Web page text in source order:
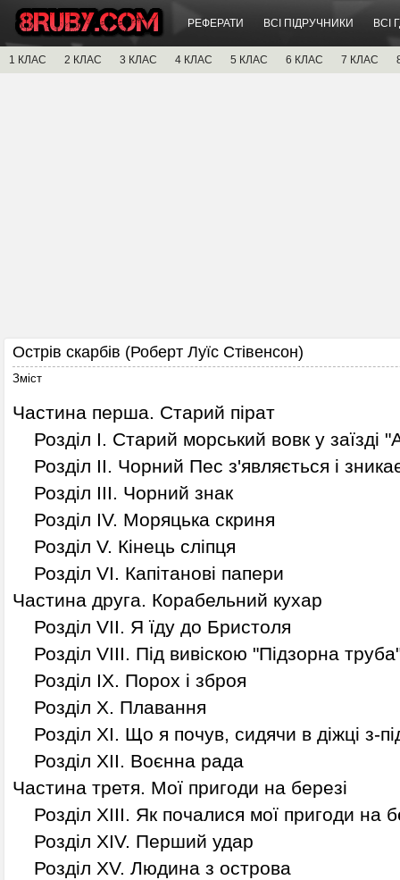
РЕФЕРАТИ ВСІ ПІДРУЧНИКИ ВСІ
1 КЛАС 2 КЛАС 3 КЛАС 4 КЛАС 5 КЛАС 6 КЛАС 7 КЛАС
Острів скарбів (Роберт Луїс Стівенсон)
Зміст
Частина перша. Старий пірат
Розділ І. Старий морський вовк у заїзді
Розділ II. Чорний Пес з'являється і
Розділ ІІІ. Чорний знак
Розділ IV. Моряцька скриня
Розділ V. Кінець сліпця
Розділ VI. Капітанові папери
Частина друга. Корабельний кухар
Розділ VII. Я їду до Бристоля
Розділ VIII. Під вивіскою "Підзорна
Розділ ІХ. Порох і зброя
Розділ X. Плавання
Розділ XI. Що я почув, сидячи в діжці з-
Розділ XII. Воєнна рада
Частина третя. Мої пригоди на березі
Розділ XIII. Як почалися мої пригоди на
Розділ XIV. Перший удар
Розділ XV. Людина з острова